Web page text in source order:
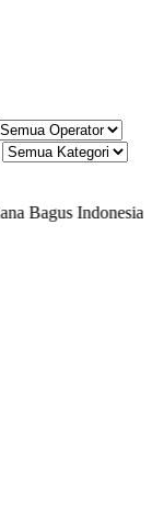
BagusIndonesia-